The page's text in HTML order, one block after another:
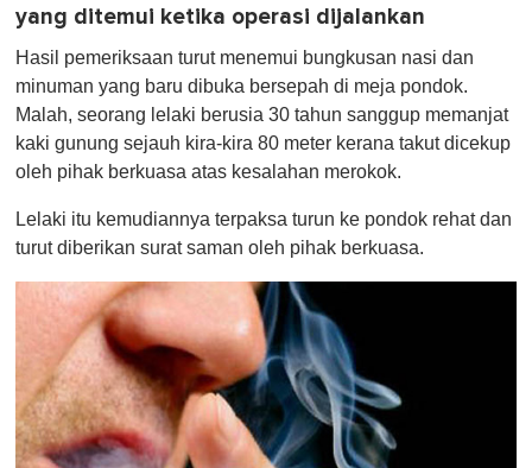
yang ditemui ketika operasi dijalankan
Hasil pemeriksaan turut menemui bungkusan nasi dan
minuman yang baru dibuka bersepah di meja pondok.
Malah, seorang lelaki berusia 30 tahun sanggup memanjat
kaki gunung sejauh kira-kira 80 meter kerana takut dicekup
oleh pihak berkuasa atas kesalahan merokok.
Lelaki itu kemudiannya terpaksa turun ke pondok rehat dan
turut diberikan surat saman oleh pihak berkuasa.